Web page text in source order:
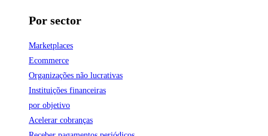
Por sector
Marketplaces
Ecommerce
Organizações não lucrativas
Instituições financeiras
por objetivo
Acelerar cobranças